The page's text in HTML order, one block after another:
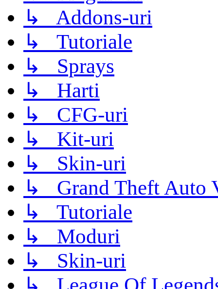
↳ Addons-uri
↳ Tutoriale
↳ Sprays
↳ Harti
↳ CFG-uri
↳ Kit-uri
↳ Skin-uri
↳ Grand Theft Auto
↳ Tutoriale
↳ Moduri
↳ Skin-uri